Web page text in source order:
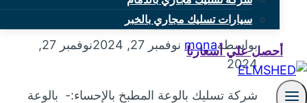
سيارات تسليك مجاري بالخبر
أحصل علي أسعارنا
بالإحساء
بواسطةmona نوفمبر 27, 2024
نوفمبر 27,
2024
شركة تسليك بالوعة المطبخ بالإحساء:- بالوعة